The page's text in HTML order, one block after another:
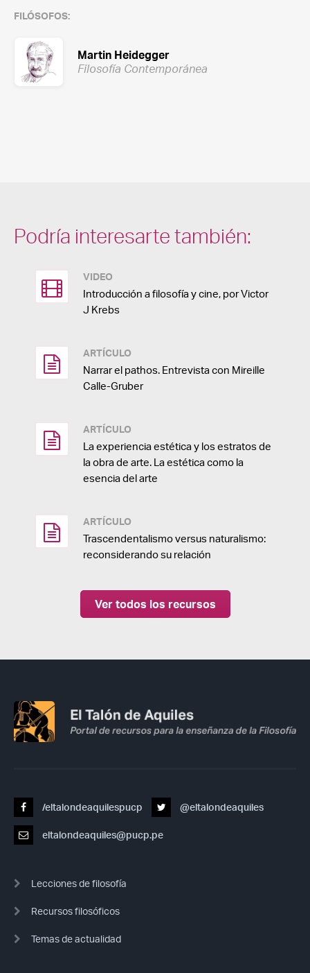
FILÓSOFOS:
Martin Heidegger
Filosofía Contemporánea
Podría interesarte también:
VIDEO
Introducción a filosofía y cine, por Victor
J Krebs
ARTÍCULO
Narrar el pathos. Entrevista con Mireille
Calle-Gruber
ARTÍCULO
La experiencia estética y los estratos de
la obra de arte. La estética como la
esencia del arte
ARTÍCULO
Trascendentalismo versus naturalismo:
reconsiderando su relación
Ver todos los recursos
/eltalondeaquilespucp @eltalondeaquiles
eltalondeaquiles@pucp.pe
Lecciones de filosofía
Recursos filosóficos
Temas de actualidad